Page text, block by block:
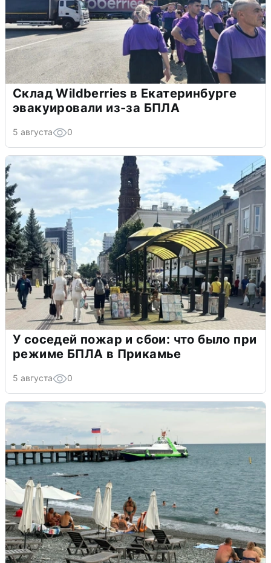
Склад Wildberries в Екатеринбурге
эвакуировали из-за БПЛА
5 августа 0
У соседей пожар и сбои: что было при
режиме БПЛА в Прикамье
5 августа 0